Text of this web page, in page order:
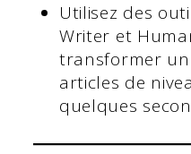
Utilisez des
Writer et
transformer
articles de
quelques